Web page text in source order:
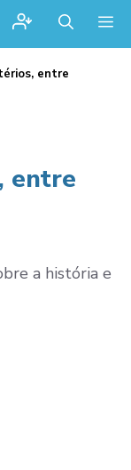
entre
entre
a história e